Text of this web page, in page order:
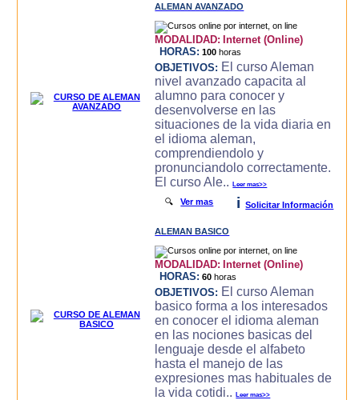
ALEMAN AVANZADO
MODALIDAD: Internet (Online)
HORAS: 100 horas
OBJETIVOS: El curso Aleman
nivel avanzado capacita al
alumno para conocer y
desenvolverse en las
situaciones de la vida diaria en
el idioma aleman,
comprendiendolo y
pronunciandolo correctamente.
El curso Ale..Leer mas>>
🔍Ver mas i Solicitar Información
ALEMAN BASICO
MODALIDAD: Internet (Online)
HORAS: 60 horas
OBJETIVOS: El curso Aleman
basico forma a los interesados
en conocer el idioma aleman
en las nociones basicas del
lenguaje desde el alfabeto
hasta el manejo de las
expresiones mas habituales de
la vida cotidi..Leer mas>>